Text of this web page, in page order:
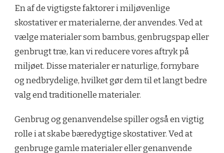
En af de vigtigste faktorer i miljøvenlige
skostativer er materialerne, der anvendes. Ved at
vælge materialer som bambus, genbrugspap eller
genbrugt træ, kan vi reducere vores aftryk på
miljøet. Disse materialer er naturlige, fornybare
og nedbrydelige, hvilket gør dem til et langt bedre
valg end traditionelle materialer.
Genbrug og genanvendelse spiller også en vigtig
rolle i at skabe bæredygtige skostativer. Ved at
genbruge gamle materialer eller genanvende